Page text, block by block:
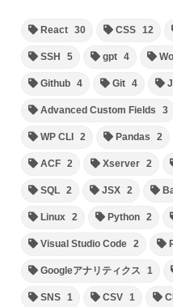
React 30 CSS 12
SSH 5 gpt 4
Github 4 Git 4
Advanced Custom Fields 3
WP CLI 2 Pandas 2
ACF 2 Xserver 2
SQL 2 JSX 2
Linux 2 Python 2
Visual Studio Code 2
Googleアナリティクス 1
SNS 1 CSV 1